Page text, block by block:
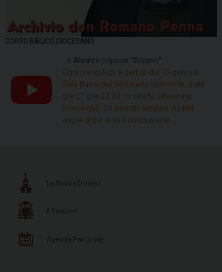
CORSO BIBLICO DIOCESANO
...e Abramo rispose "Eccomi"
Ogni mercoledì, a partire dal 15 gennaio.
Sala Bussi del Seminario vescovile, dalle
ore 21 alle 22.30. In diretta streaming
(clicca qui). Gli incontri saranno visibili
anche dopo la loro conclusione.